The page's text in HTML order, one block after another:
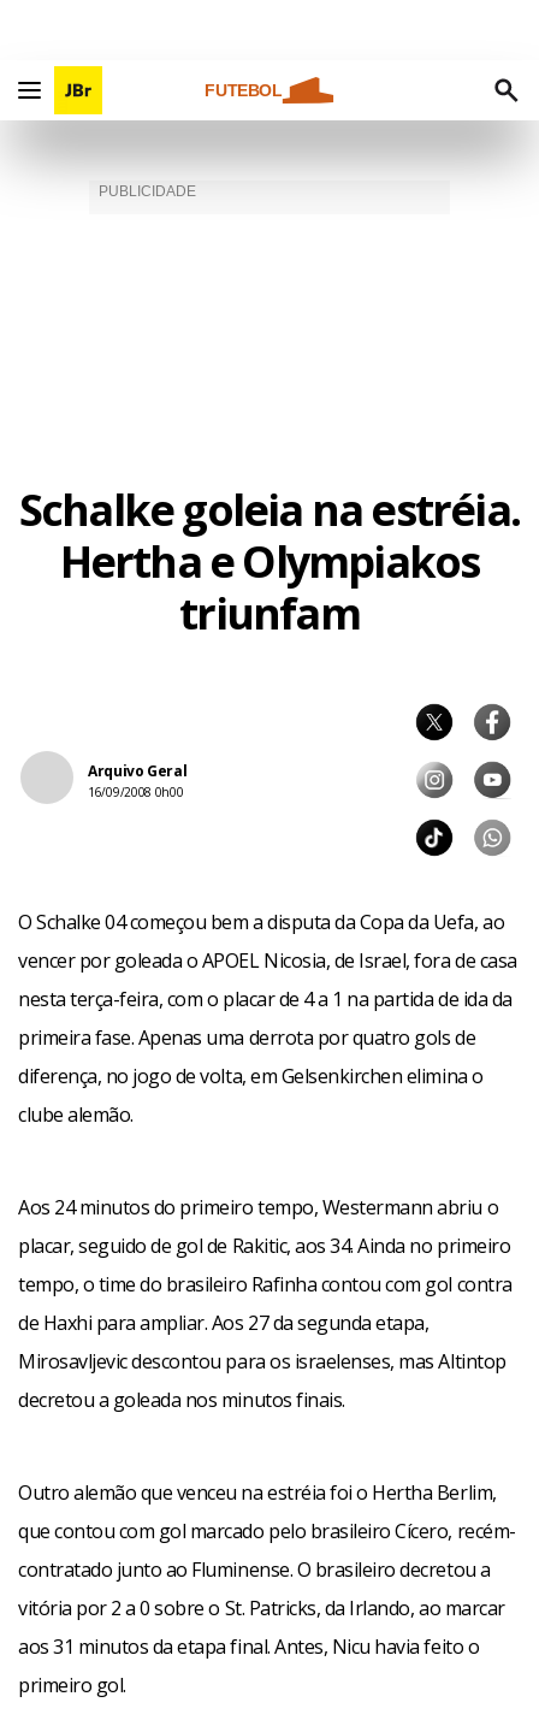
FUTEBOL
Schalke goleia na estréia.
Hertha e Olympiakos
triunfam
Arquivo Geral
16/09/2008 0h00
O Schalke 04 começou bem a disputa da Copa da Uefa, ao
vencer por goleada o APOEL Nicosia, de Israel, fora de casa
nesta terça-feira, com o placar de 4 a 1 na partida de ida da
primeira fase. Apenas uma derrota por quatro gols de
diferença, no jogo de volta, em Gelsenkirchen elimina o
clube alemão.
Aos 24 minutos do primeiro tempo, Westermann abriu o
placar, seguido de gol de Rakitic, aos 34. Ainda no primeiro
tempo, o time do brasileiro Rafinha contou com gol contra
de Haxhi para ampliar. Aos 27 da segunda etapa,
Mirosavljevic descontou para os israelenses, mas Altintop
decretou a goleada nos minutos finais.
Outro alemão que venceu na estréia foi o Hertha Berlim,
que contou com gol marcado pelo brasileiro Cícero, recém-
contratado junto ao Fluminense. O brasileiro decretou a
vitória por 2 a 0 sobre o St. Patricks, da Irlando, ao marcar
aos 31 minutos da etapa final. Antes, Nicu havia feito o
primeiro gol.